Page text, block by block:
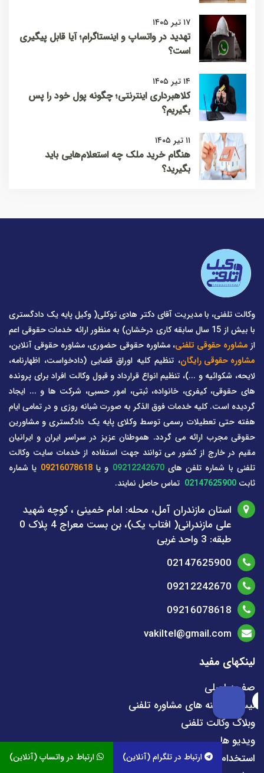
۱۷ تیر ۱۴۰۵
تهدید در واتساپ و اینستاگرام؛ آیا قابل پیگیری
است؟
۱۴ تیر ۱۴۰۵
کلاهبرداری اینترنتی؛ چگونه پول خود را پس
بگیریم؟
۱۱ تیر ۱۴۰۵
هنگام خرید ملک چه استعلام‌هایی باید
بگیرید؟
ارتباط در واتساپ (آنلاین) ارتباط در تلگرام (آنلاین)
وکالت تلفنی، با مدیریت آقای دکتر هادی توکلی( وکیل پایه یک دادگستری
با بیش از 15 سال سابقه کاری درخشان) به منظور ارائه خدمات حقوقی اعم
از مشاوره حقوقی تلفنی، مشاوره حقوقی حضوری، مشاوره حقوقی آنلاین،
مشاوره حقوقی رایگان، تنظیم کلیه اوراق قضایی (دادخواست، اظهارنامه،
لایحه، شکوائیه و ...)، تنظیم انواع قرارداد و قبول وکالت افراد برای پرونده
های حقوقی، کیفری، خانواده، ثبتی، امور حسبی، شرکت ها و ... ایجاد
گردیده است. کلیه خدمات فوق الذکر به صورت شبانه روزی و در تمامی ایام
هفته حتی تعطیلات رسمی توسط وکلای پایه یک دادگستری و مشاورین
حقوقی مجرب ارائه می گردد. هموطنان عزیز در سراسر ایران و ایرانیان
مقیم در خارج از کشور می توانند جهت استفاده از خدمات سایت وکالت
تلفنی با شماره تلفن های09212242670 و یا09216078618 یا شماره
ثابت 02147625900 تماس حاصل نمایند.
استان مازندران آمل، محله: امام خمینی ، کوچه شهید
علی مازندرانی( افتاب یک)، بن بست معراج 4 پلاک 0
طبقه: 3 واحد غربی
02147625900
09212242670
09216078618
vakiltel@gmail.com
لینکهای مفید
صفحه اصلی
لیست هزینه های مشاوره تلفنی
وبلاگ وکالت تلفنی
ویدیو ها
استخدام وکیل | کارشناس